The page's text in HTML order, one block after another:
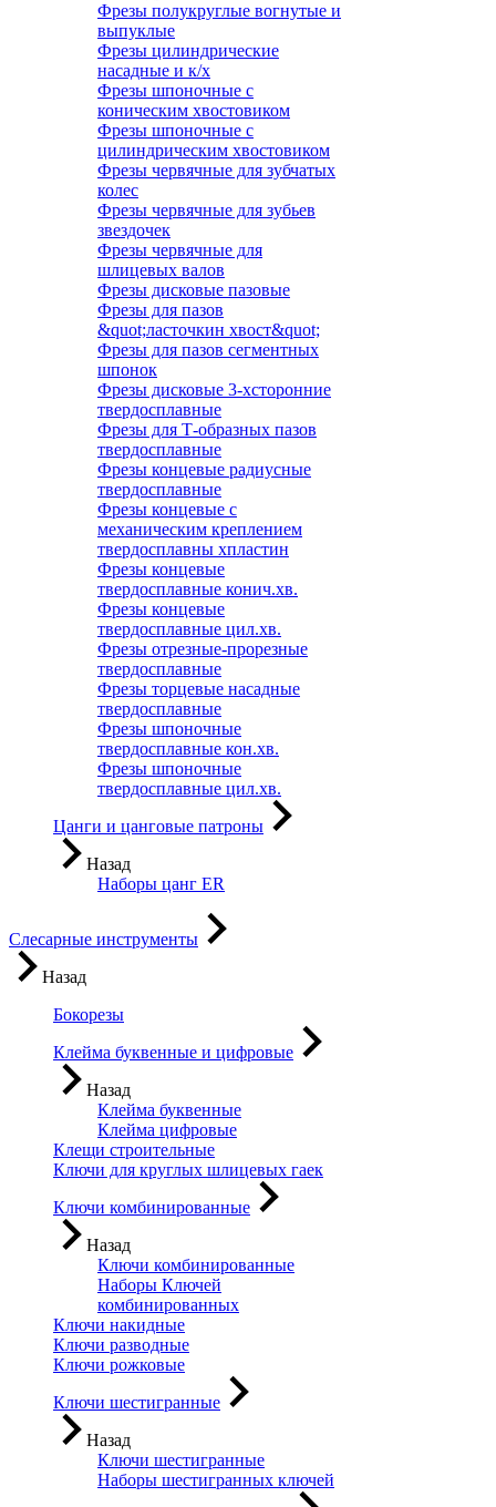
Фрезы полукруглые вогнутые и
выпуклые
Фрезы цилиндрические
насадные и к/х
Фрезы шпоночные с
коническим хвостовиком
Фрезы шпоночные с
цилиндрическим хвостовиком
Фрезы червячные для зубчатых
колес
Фрезы червячные для зубьев
звездочек
Фрезы червячные для
шлицевых валов
Фрезы дисковые пазовые
Фрезы для пазов
&quot;ласточкин хвост&quot;
Фрезы для пазов сегментных
шпонок
Фрезы дисковые 3-хсторонние
твердосплавные
Фрезы для Т-образных пазов
твердосплавные
Фрезы концевые радиусные
твердосплавные
Фрезы концевые с
механическим креплением
твердосплавны хпластин
Фрезы концевые
твердосплавные конич.хв.
Фрезы концевые
твердосплавные цил.хв.
Фрезы отрезные-прорезные
твердосплавные
Фрезы торцевые насадные
твердосплавные
Фрезы шпоночные
твердосплавные кон.хв.
Фрезы шпоночные
твердосплавные цил.хв.
Цанги и цанговые патроны
Назад
Наборы цанг ER
Слесарные инструменты
Назад
Бокорезы
Клейма буквенные и цифровые
Назад
Клейма буквенные
Клейма цифровые
Клещи строительные
Ключи для круглых шлицевых гаек
Ключи комбинированные
Назад
Ключи комбинированные
Наборы Ключей
комбинированных
Ключи накидные
Ключи разводные
Ключи рожковые
Ключи шестигранные
Назад
Ключи шестигранные
Наборы шестигранных ключей